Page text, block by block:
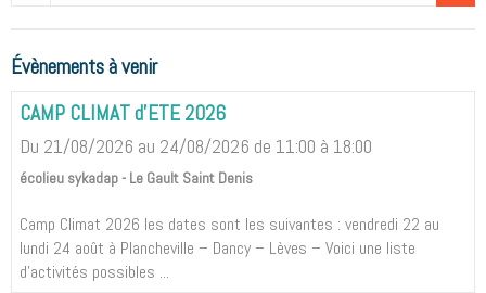
Évènements à venir
CAMP CLIMAT d'ETE 2026
Du 21/08/2026 au 24/08/2026 de 11:00 à 18:00
écolieu sykadap - Le Gault Saint Denis
Camp Climat 2026 les dates sont les suivantes : vendredi 22 au
lundi 24 août à Plancheville – Dancy – Lèves – Voici une liste
d'activités possibles ...